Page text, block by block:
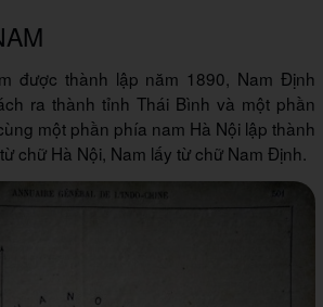
được thành lập năm 1890, Nam Định
ra thành tỉnh Thái Bình và một phần
một phần phía nam Hà Nội lập thành
chữ Hà Nội, Nam lấy từ chữ Nam Định.